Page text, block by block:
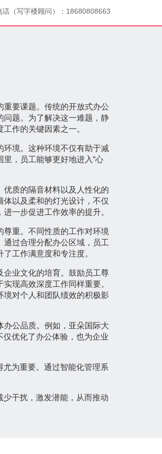
话（写字楼顾问）：18680808663
要课题。传统的开放式办公
问题。为了解决这一难题，静
作的关键因素之一。
环境。这种环境不仅有助于减
，员工能够更好地进入“心
优质的隔音材料以及人性化的
以及柔和的灯光设计，不仅
一步促进工作效率的提升。
尊重。不同性质的工作对环境
过合理分配办公区域，员工
工作满意度和专注度。
企业文化的培育。鼓励员工尊
现高效深度工作同样重要。
对个人和团队绩效的积极影
公品质。例如，亚朵国际大
优化了办公体验，也为企业
为重要。通过智能化管理系
干扰，激发潜能，从而推动